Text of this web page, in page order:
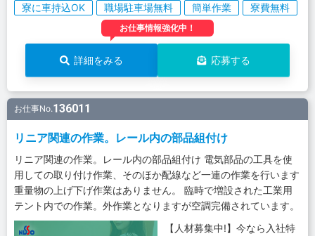
寮に車持込OK
職場駐車場無料 簡単作業 寮費無料
お仕事情報強化中！
詳細をみる 応募する
お仕事No.136011
リニア関連の作業。レール内の部品組付け
リニア関連の作業。レール内の部品組付け 電気部品の工具を使
用しての取り付け作業、そのほか配線など一連の作業を行います
重量物の上げ下げ作業はありません。 臨時で増設された工業用
テント内での作業。外作業となりますが空調完備されています。
【人材募集中!】今なら入社特